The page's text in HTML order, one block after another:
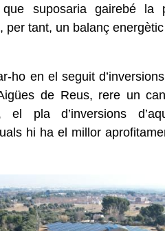
suposaria gairebé la
per tant, un balanç
ho en el seguit
de Reus, rere un
el pla d’inversions
hi ha el millor